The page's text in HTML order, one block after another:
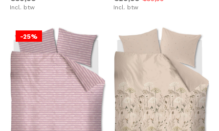
Incl. btw Incl. btw
-25%